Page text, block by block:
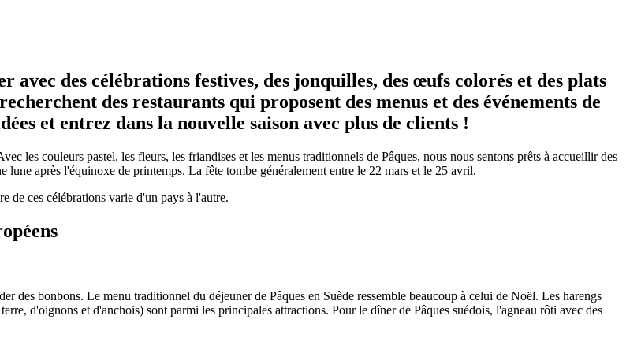
des célébrations festives, des jonquilles, des œufs colorés et des plats
des restaurants qui proposent des menus et des événements de
et entrez dans la nouvelle saison avec plus de clients !
les couleurs pastel, les fleurs, les friandises et les menus traditionnels de Pâques, nous nous sentons prêts à accueillir des
après l'équinoxe de printemps. La fête tombe généralement entre le 22 mars et le 25 avril.
de ces célébrations varie d'un pays à l'autre.
des bonbons. Le menu traditionnel du déjeuner de Pâques en Suède ressemble beaucoup à celui de Noël. Les harengs
d'oignons et d'anchois) sont parmi les principales attractions. Pour le dîner de Pâques suédois, l'agneau rôti avec des